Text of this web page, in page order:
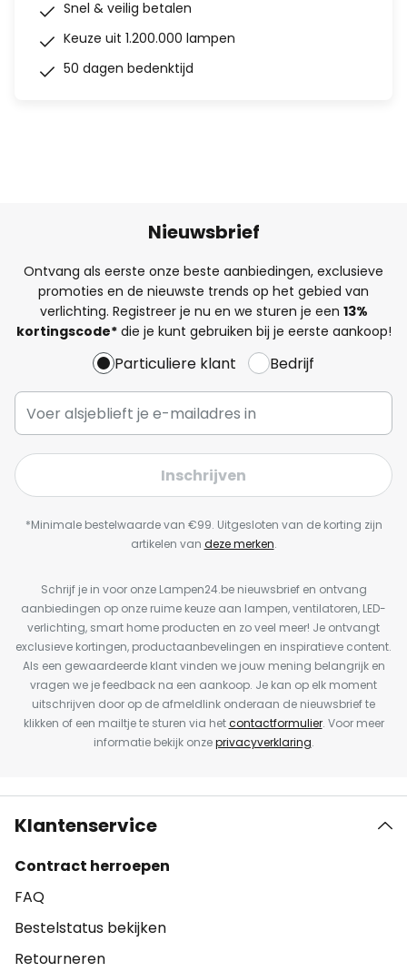
Snel & veilig betalen
Keuze uit 1.200.000 lampen
50 dagen bedenktijd
Nieuwsbrief
Ontvang als eerste onze beste aanbiedingen, exclusieve
promoties en de nieuwste trends op het gebied van
verlichting. Registreer je nu en we sturen je een 13%
kortingscode*die je kunt gebruiken bij je eerste aankoop!
Particuliere klant Bedrijf
Inschrijven
*Minimale bestelwaarde van €99. Uitgesloten van de korting zijn
artikelen van deze merken.
Schrijf je in voor onze Lampen24.be nieuwsbrief en ontvang
aanbiedingen op onze ruime keuze aan lampen, ventilatoren, LED-
verlichting, smart home producten en zo veel meer! Je ontvangt
exclusieve kortingen, productaanbevelingen en inspiratieve content.
Als een gewaardeerde klant vinden we jouw mening belangrijk en
vragen we je feedback na een aankoop. Je kan op elk moment
uitschrijven door op de afmeldlink onderaan de nieuwsbrief te
klikken of een mailtje te sturen via hetcontactformulier. Voor meer
informatie bekijk onzeprivacyverklaring.
Klantenservice
Contract herroepen
FAQ
Bestelstatus bekijken
Retourneren